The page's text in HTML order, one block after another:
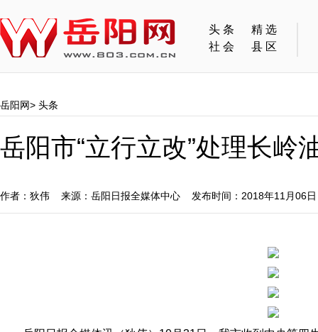
头条
精选
社会
县区
岳阳网> 头条
岳阳市“立行立改”处理长岭
作者：狄伟 来源：岳阳日报全媒体中心 发布时间：2018年11月06